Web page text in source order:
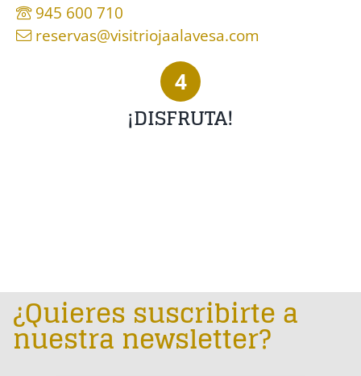
945 600 710
reservas@visitriojaalavesa.com
4
¡DISFRUTA!
¿Quieres suscribirte a
nuestra newsletter?